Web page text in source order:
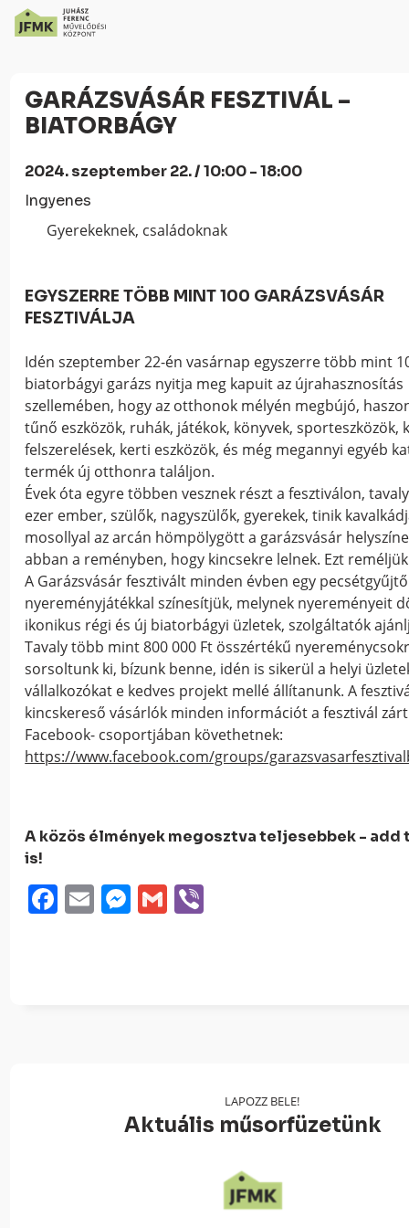
Content
navigációhoz
GARÁZSVÁSÁR FESZTIVÁL –
BIATORBÁGY
2024. szeptember 22. / 10:00 - 18:00
Ingyenes
Gyerekeknek, családoknak
EGYSZERRE TÖBB MINT 100 GARÁZSVÁSÁR
FESZTIVÁLJA
Idén szeptember 22-én vasárnap egyszerre több mint
biatorbágyi garázs nyitja meg kapuit az újrahasznosítás
szellemében, hogy az otthonok mélyén megbújó,
tűnő eszközök, ruhák, játékok, könyvek, sporteszközök,
felszerelések, kerti eszközök, és még megannyi egyéb
termék új otthonra találjon.
Évek óta egyre többen vesznek részt a fesztiválon,
ezer ember, szülők, nagyszülők, gyerekek, tinik
mosollyal az arcán hömpölygött a garázsvásár
abban a reményben, hogy kincsekre lelnek. Ezt
A Garázsvásár fesztivált minden évben egy pecsétgyűjtő
nyereményjátékkal színesítjük, melynek nyereményeit
ikonikus régi és új biatorbágyi üzletek, szolgáltatók
Tavaly több mint 800 000 Ft összértékű
sorsoltunk ki, bízunk benne, idén is sikerül a helyi
vállalkozókat e kedves projekt mellé állítanunk. A
kincskereső vásárlók minden információt a fesztivál zárt
Facebook- csoportjában követhetnek:
https://www.facebook.com/groups/
A közös élmények megosztva teljesebbek - add
is!
Facebook
EmailMessenger
Gmail
LAPOZZ BELE!
Aktuális műsorfüzetünk